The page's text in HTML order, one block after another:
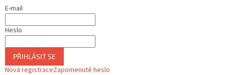
E-mail
Heslo
PŘIHLÁSIT SE
Nová registraceZapomenuté heslo